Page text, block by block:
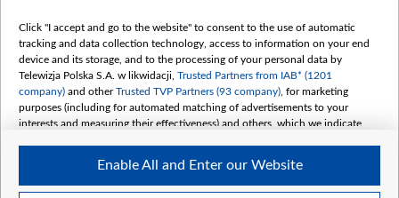
Жэстачайшы мульт
Belsat English
Biełsat PL
Белсат Now
Белсат History
Белсат Music
Белсат Doc
Click "I accept and go to the website" to consent to the use of automatic
tracking and data collection technology, access to information on your end
device and its storage, and to the processing of your personal data by
Telewizja Polska S.A. w likwidacji, Trusted Partners from IAB* (1201
company) and otherTrusted TVP Partners (93 company) , for marketing
purposes (including for automated matching of advertisements to your
interests and measuring their effectiveness) and others, which we indicate
The purposes of processing your data by TVP S.A. w likwidacji are as
follows:
Enable All and Enter our Website